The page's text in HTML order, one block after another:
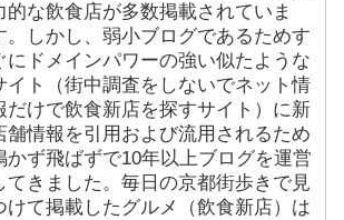
的な飲食店が多数掲載されていま
。しかし、弱小ブログであるためす
にドメインパワーの強い似たような
イト（街中調査をしないでネット情
だけで飲食新店を探すサイト）に新
舗情報を引用および流用されるため
かず飛ばずで10年以上ブログを運営
てきました。毎日の京都街歩きで見
けて掲載したグルメ（飲食新店）は